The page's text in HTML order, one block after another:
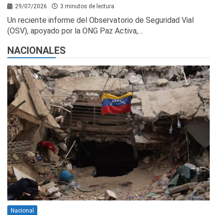
29/07/2026 3 minutos de lectura
Un reciente informe del Observatorio de Seguridad Vial
(OSV), apoyado por la ONG Paz Activa,…
NACIONALES
Nacional